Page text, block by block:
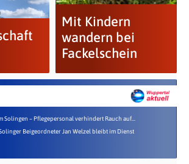
Mit Kindern
wandern bei
Fackelschein
– Pflegepersonal verhindert Rauch auf...
Beigeordneter Jan Welzel bleibt im Dienst